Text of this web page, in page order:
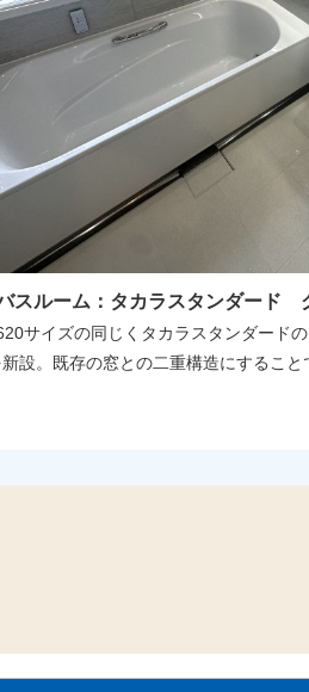
スルーム：タカラスタンダード
サイズの同じくタカラスタンダード
新設。既存の窓との二重構造にするこ